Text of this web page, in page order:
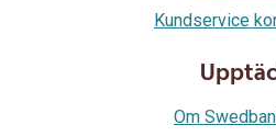
Kundservice
Om